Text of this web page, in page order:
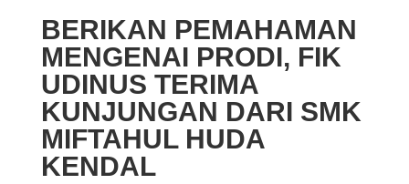
BERIKAN PEMAHAMAN
MENGENAI PRODI, FIK
UDINUS TERIMA
KUNJUNGAN DARI SMK
MIFTAHUL HUDA
KENDAL